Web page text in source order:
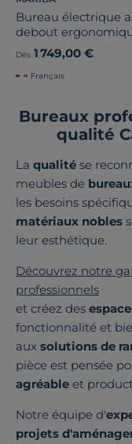
Bureau électrique
debout
Maxime
Dès 1 749,00 €
Français
Bureaux
qualité
La qualité se
meubles de
les besoins
matériaux nobles
leur esthétique.
Découvrez notre
professionnels
et créez des
fonctionnalité et
aux solutions de
pièce est pensée
agréable et
Notre équipe d'
projets